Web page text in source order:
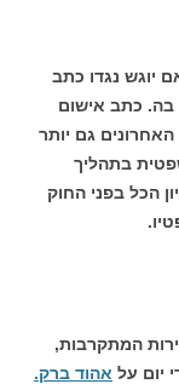
יוגש נגדו כתב
בה. כתב אישום
גם יותר
בתהליך
הכל בפני החוק
המתקרבות,
יום על אהוד ברק.